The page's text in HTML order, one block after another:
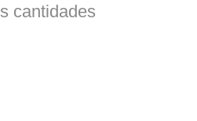
cantidades